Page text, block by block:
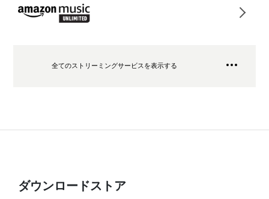
全てのストリーミングサービスを表示する
ダウンロードストア